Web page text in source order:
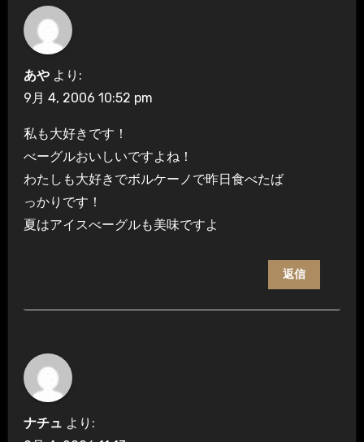
シ
ョ
ン
あや より:
9月 4, 2006 10:52 pm
私も大好きです！
べーグルおいしいですよね！
わたしも大好きでボルケーノで昨日食べたば
っかりです！
夏はアイスべーグルも美味ですよ
返信
ナチュ より: